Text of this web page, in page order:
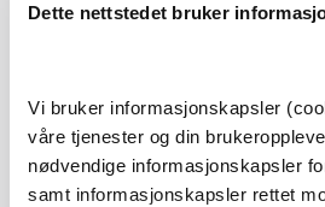
Dette nettstedet bruker
Vi bruker informasjonskapsler
våre tjenester og din
nødvendige informasjonskapsler
samt informasjonskapsler rettet
Dersom du og arbeidsgiver ikke
tvisteløsningsnemnda.
Fristen for å bringe saken inn for